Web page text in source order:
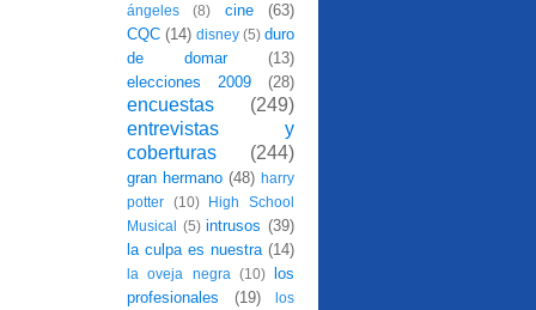
ángeles
(8) cine
(63)
CQC (14) disney (5) duro
de domar
(13)
elecciones 2009
(28)
encuestas
(249)
entrevistas y
coberturas
(244)
gran hermano (48) harry
potter
(10)
High School
Musical
(5) intrusos (39)
la culpa es nuestra (14)
la oveja negra (10)
los
profesionales
(19)
los